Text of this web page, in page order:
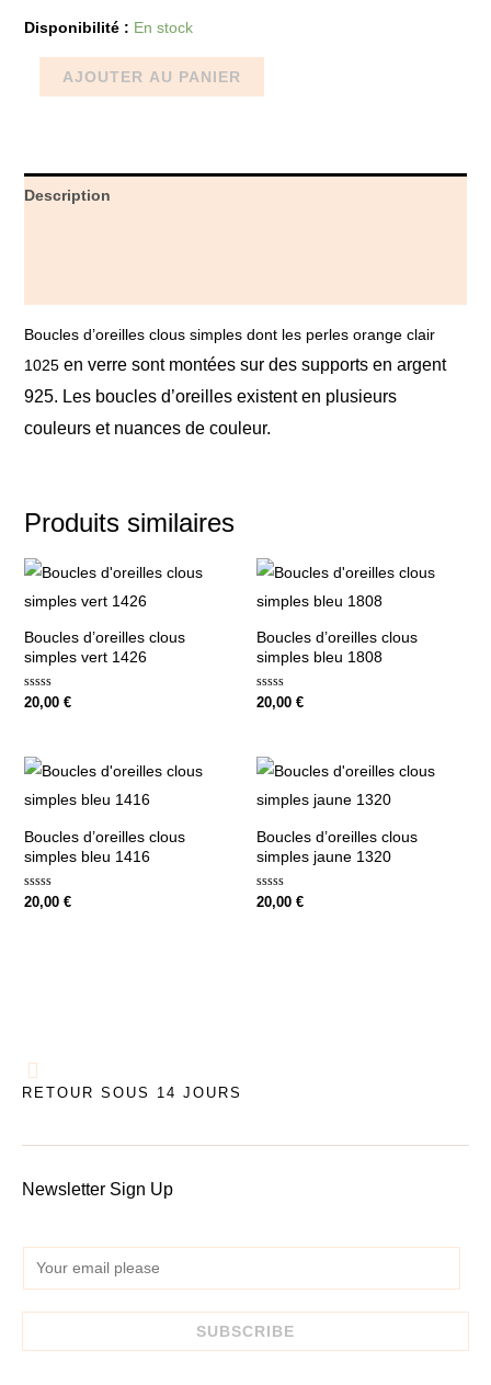
Disponibilité : En stock
AJOUTER AU PANIER
Description
Boucles d’oreilles clous simples dont les perles orange clair
1025en verre sont montées sur des supports en argent
925. Les boucles d’oreilles existent en plusieurs
couleurs et nuances de couleur.
Produits similaires
Boucles d’oreilles clous
simples vert 1426
Note
20,00 €
Boucles d’oreilles clous
simples bleu 1808
Note
20,00 €
Boucles d’oreilles clous
simples bleu 1416
Note
20,00 €
Boucles d’oreilles clous
simples jaune 1320
Note
20,00 €
RETOUR SOUS 14 JOURS
Newsletter Sign Up
m
a
SUBSCRIBE